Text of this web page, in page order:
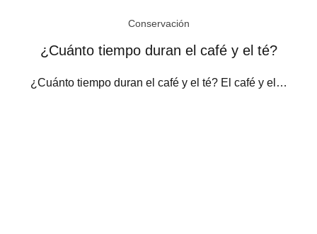
Conservación
¿Cuánto tiempo duran el café y el té?
¿Cuánto tiempo duran el café y el té? El café y el…